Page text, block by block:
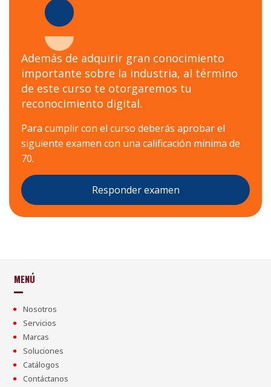
Además de adquirir gran conocimiento
importante sobre la industria, al término
de este curso te otorgaremos tu
reconocimiento digital.
Para cumplir con el curso deberás aprobar el
siguiente examen con una calificación mínima de
70.
Responder examen
MENÚ
Nosotros
Servicios
Marcas
Soluciones
Catálogos
Contáctanos